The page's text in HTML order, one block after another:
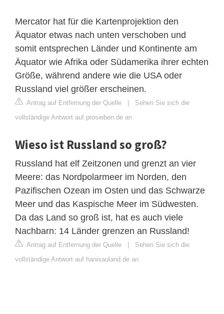
Mercator hat für die Kartenprojektion den
Äquator etwas nach unten verschoben und
somit entsprechen Länder und Kontinente am
Äquator wie Afrika oder Südamerika ihrer echten
Größe, während andere wie die USA oder
Russland viel größer erscheinen.
Antrag auf Entfernung der Quelle | Sehen Sie sich die
vollständige Antwort auf prosieben.de an
Wieso ist Russland so groß?
Russland hat elf Zeitzonen und grenzt an vier
Meere: das Nordpolarmeer im Norden, den
Pazifischen Ozean im Osten und das Schwarze
Meer und das Kaspische Meer im Südwesten.
Da das Land so groß ist, hat es auch viele
Nachbarn: 14 Länder grenzen an Russland!
Antrag auf Entfernung der Quelle | Sehen Sie sich die
vollständige Antwort auf hanisauland.de an